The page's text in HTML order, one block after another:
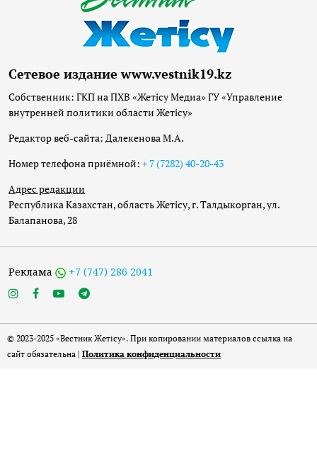
Сетевое издание www.vestnik19.kz
Собственник: ГКП на ПХВ «Жетісу Медиа» ГУ «Управление
внутренней политики области Жетісу»
Редактор веб-сайта: Далекенова М.А.
Номер телефона приёмной: + 7 (7282) 40-20-43
Адрес редакции
Республика Казахстан, область Жетісу, г. Талдыкорган, ул.
Балапанова, 28
Реклама +7 (747) 286 2041
© 2023-2025 «Вестник Жетісу». При копировании материалов ссылка на
сайт обязательна | Политика конфиденциальности